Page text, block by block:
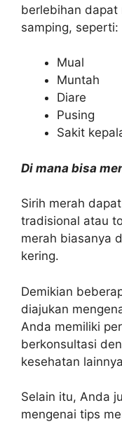
berlebihan
samping, seperti:
Mual
Muntah
Diare
Pusing
Sakit
Di mana bisa
Sirih merah
tradisional atau
merah biasanya
kering.
Demikian
diajukan
Anda memiliki
berkonsultasi
kesehatan
Selain itu, Anda
mengenai tips